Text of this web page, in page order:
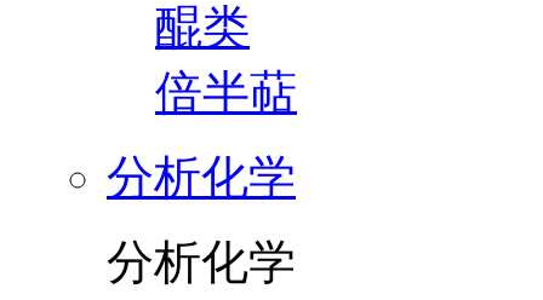
醌类
倍半萜
分析化学
分析化学